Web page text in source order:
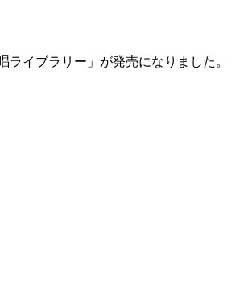
イブラリー」が発売になりました。